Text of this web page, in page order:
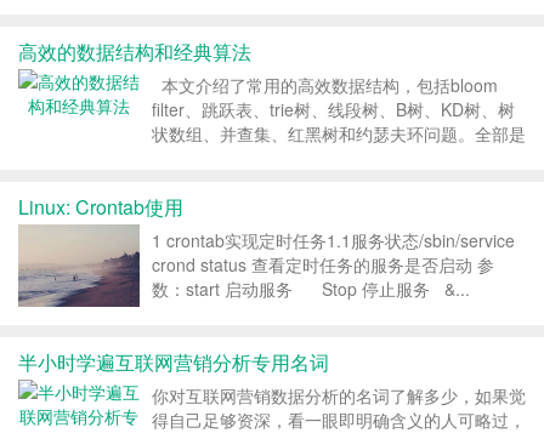
过广告(Impression)总类，数据量以及基于时...
高效的数据结构和经典算法
本文介绍了常用的高效数据结构，包括bloom
filter、跳跃表、trie树、线段树、B树、KD树、树
状数组、并查集、红黑树和约瑟夫环问题。全部是
究请看参考文献后面的...
Linux: Crontab使用
1 crontab实现定时任务1.1服务状态/sbin/service
crond status 查看定时任务的服务是否启动 参
数：start 启动服务 Stop 停止服务 &...
半小时学遍互联网营销分析专用名词
你对互联网营销数据分析的名词了解多少，如果觉
得自己足够资深，看一眼即明确含义的人可略过，